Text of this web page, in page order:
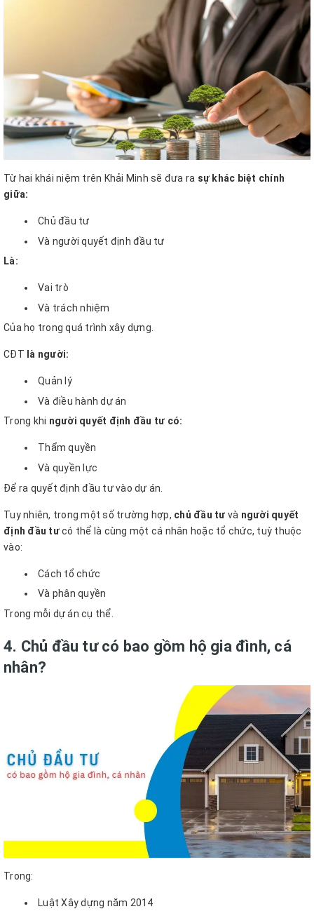
Từ hai khái niệm trên Khải Minh sẽ đưa ra sự khác biệt chính
giữa:
Chủ đầu tư
Và người quyết định đầu tư
Là:
Vai trò
Và trách nhiệm
Của họ trong quá trình xây dựng.
CĐT là người:
Quản lý
Và điều hành dự án
Trong khi người quyết định đầu tư có:
Thẩm quyền
Và quyền lực
Để ra quyết định đầu tư vào dự án.
Tuy nhiên, trong một số trường hợp, chủ đầu tư và người quyết
định đầu tưcó thể là cùng một cá nhân hoặc tổ chức, tuỳ thuộc
vào:
Cách tổ chức
Và phân quyền
Trong mỗi dự án cụ thể.
4. Chủ đầu tư có bao gồm hộ gia đình, cá
nhân?
Trong:
Luật Xây dựng năm 2014